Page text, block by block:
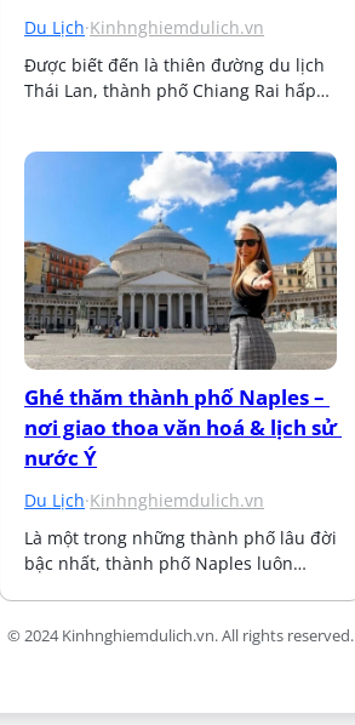
Du Lịch·Kinhnghiemdulich.vn
Được biết đến là thiên đường du lịch
Thái Lan, thành phố Chiang Rai hấp…
Ghé thăm thành phố Naples –
nơi giao thoa văn hoá & lịch sử
nước Ý
Du Lịch·Kinhnghiemdulich.vn
Là một trong những thành phố lâu đời
bậc nhất, thành phố Naples luôn…
© 2024 Kinhnghiemdulich.vn. All rights reserved.